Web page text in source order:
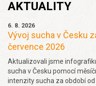
AKTUALITY
6. 8. 2026
Vývoj sucha v Česku
července 2026
Aktualizovali jsme
sucha v Česku pomocí
intenzity sucha za období